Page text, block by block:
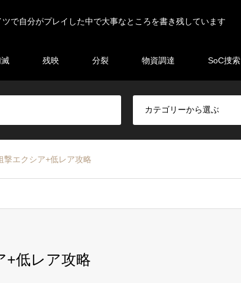
ツで自分がプレイした中で大事なところを書き残しています
残映 分裂 物資調達 SoC捜索
撃エクシア+低レア攻略
+低レア攻略